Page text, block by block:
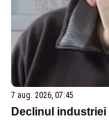
7 aug. 2026, 07:45
Declinul